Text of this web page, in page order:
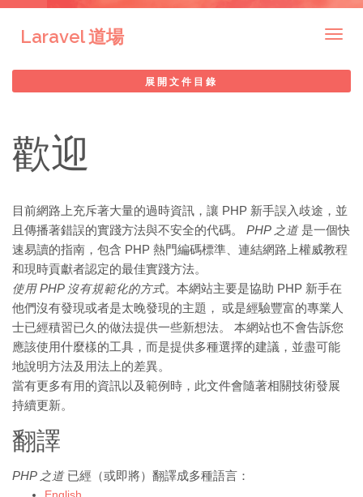
Laravel 道場
展開文件目錄
歡迎
目前網路上充斥著大量的過時資訊，讓 PHP 新手誤入歧途，並
且傳播著錯誤的實踐方法與不安全的代碼。 PHP 之道是一個快
速易讀的指南，包含 PHP 熱門編碼標準、連結網路上權威教程
和現時貢獻者認定的最佳實踐方法。
使用 PHP 沒有規範化的方式。本網站主要是協助 PHP 新手在
他們沒有發現或者是太晚發現的主題， 或是經驗豐富的專業人
士已經積習已久的做法提供一些新想法。 本網站也不會告訴您
應該使用什麼樣的工具，而是提供多種選擇的建議，並盡可能
地說明方法及用法上的差異。
當有更多有用的資訊以及範例時，此文件會隨著相關技術發展
持續更新。
翻譯
PHP 之道已經（或即將）翻譯成多種語言：